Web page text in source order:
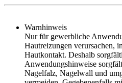
Warnhinweis
Nur für gewerbliche
Hautreizungen verursachen,
Hautkontakt. Deshalb
Anwendungshinweise
Nagelfalz, Nagelwall und